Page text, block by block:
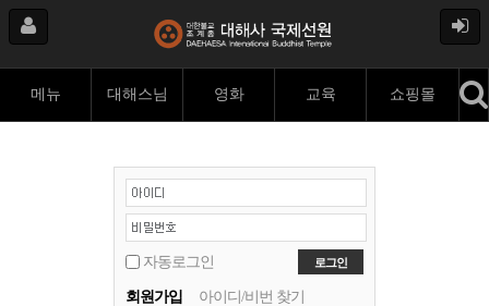
메뉴 대해스님 영화 교육 쇼핑몰
자동로그인
회원가입 아이디/비번 찾기